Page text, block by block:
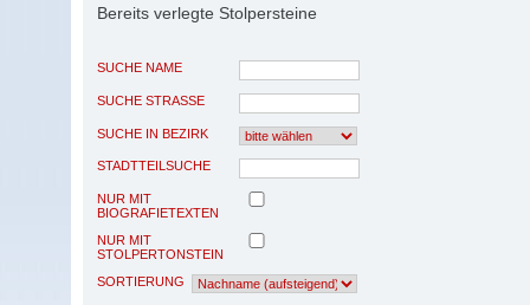
Bereits verlegte Stolpersteine
SUCHE NAME
SUCHE STRASSE
SUCHE IN BEZIRK
STADTTEILSUCHE
NUR MIT
BIOGRAFIETEXTEN
NUR MIT
STOLPERTONSTEIN
SORTIERUNG